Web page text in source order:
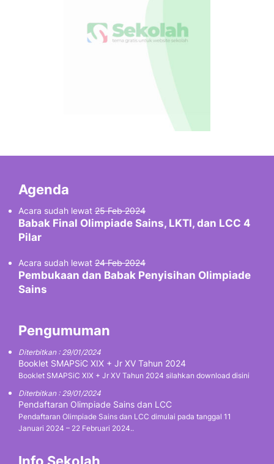
Agenda
Acara sudah lewat 25 Feb 2024
Babak Final Olimpiade Sains, LKTI, dan LCC 4
Pilar
Acara sudah lewat 24 Feb 2024
Pembukaan dan Babak Penyisihan Olimpiade
Sains
Pengumuman
Diterbitkan : 29/01/2024
Booklet SMAPSiC XIX + Jr XV Tahun 2024
Booklet SMAPSiC XIX + Jr XV Tahun 2024 silahkan download disini
Diterbitkan : 29/01/2024
Pendaftaran Olimpiade Sains dan LCC
Pendaftaran Olimpiade Sains dan LCC dimulai pada tanggal 11
Januari 2024 – 22 Februari 2024..